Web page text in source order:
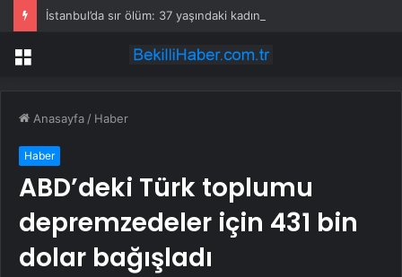
Menü
Anasayfa / Haber
Haber
ABD’deki Türk toplumu
depremzedeler için 431 bin
dolar bağışladı